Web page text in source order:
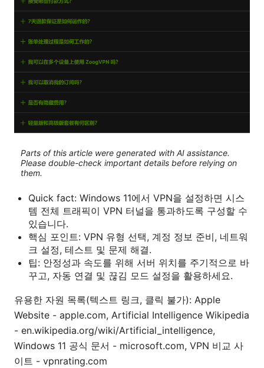
Parts of this article were generated with AI assistance.
Please double-check important details before relying on
them.
Quick fact: Windows 11에서 VPN을 설정하면 시스
템 전체 트래픽이 VPN 터널을 통과하도록 구성할 수
있습니다.
핵심 포인트: VPN 유형 선택, 계정 정보 준비, 네트워
크 설정, 테스트 및 문제 해결.
팁: 안정성과 속도를 위해 서버 위치를 주기적으로 바
꾸고, 자동 연결 및 끊김 모드 설정을 활용하세요.
유용한 자원 목록(텍스트 링크, 클릭 불가): Apple
Website - apple.com, Artificial Intelligence Wikipedia
- en.wikipedia.org/wiki/Artificial_intelligence,
Windows 11 공식 문서 - microsoft.com, VPN 비교 사
이트 - vpnrating.com